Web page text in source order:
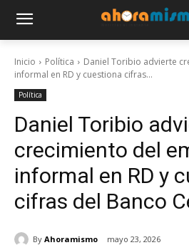
Inicio Política
Daniel Toribio advierte
informal en RD y cuestiona cifras...
Política
Daniel Toribio
crecimiento del
informal en RD y
cifras del Banco
By Ahoramismo mayo 23, 2026